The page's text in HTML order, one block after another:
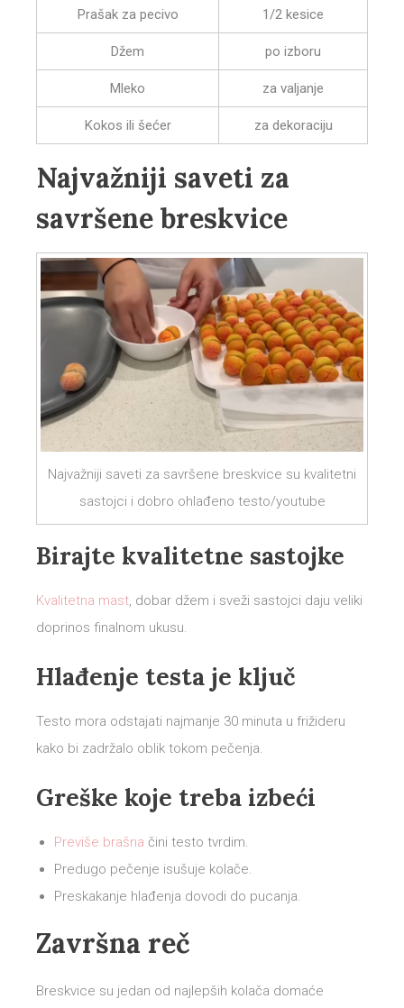
Prašak za pecivo 1/2 kesice
Džem po izboru
Mleko za valjanje
Kokos ili šećer za dekoraciju
Najvažniji saveti za
savršene breskvice
Najvažniji saveti za savršene breskvice su kvalitetni
sastojci i dobro ohlađeno testo/youtube
Birajte kvalitetne sastojke
Kvalitetna mast, dobar džem i sveži sastojci daju veliki
doprinos finalnom ukusu.
Hlađenje testa je ključ
Testo mora odstajati najmanje 30 minuta u frižideru
kako bi zadržalo oblik tokom pečenja.
Greške koje treba izbeći
Previše brašna čini testo tvrdim.
Predugo pečenje isušuje kolače.
Preskakanje hlađenja dovodi do pucanja.
Završna reč
Breskvice su jedan od najlepših kolača domaće